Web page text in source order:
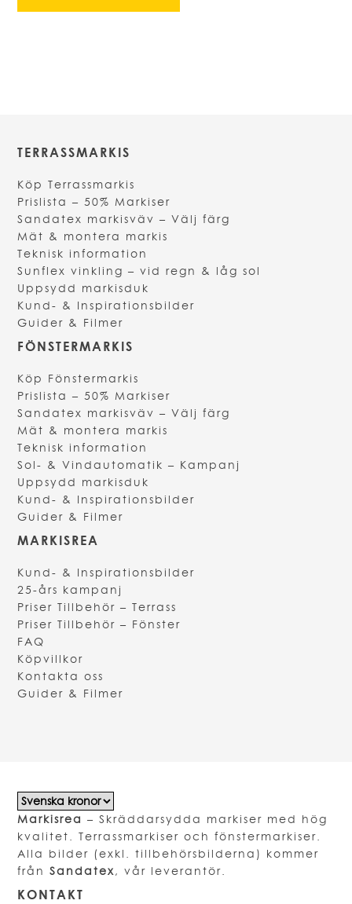
TERRASSMARKIS
Köp Terrassmarkis
Prislista – 50% Markiser
Sandatex markisväv – Välj färg
Mät & montera markis
Teknisk information
Sunflex vinkling – vid regn & låg sol
Uppsydd markisduk
Kund- & Inspirationsbilder
Guider & Filmer
FÖNSTERMARKIS
Köp Fönstermarkis
Prislista – 50% Markiser
Sandatex markisväv – Välj färg
Mät & montera markis
Teknisk information
Sol- & Vindautomatik – Kampanj
Uppsydd markisduk
Kund- & Inspirationsbilder
Guider & Filmer
MARKISREA
Kund- & Inspirationsbilder
25-års kampanj
Priser Tillbehör – Terrass
Priser Tillbehör – Fönster
FAQ
Köpvillkor
Kontakta oss
Guider & Filmer
Markisrea – Skräddarsydda markiser med hög
kvalitet. Terrassmarkiser och fönstermarkiser.
Alla bilder (exkl. tillbehörsbilderna) kommer
frånSandatex, vår leverantör.
KONTAKT